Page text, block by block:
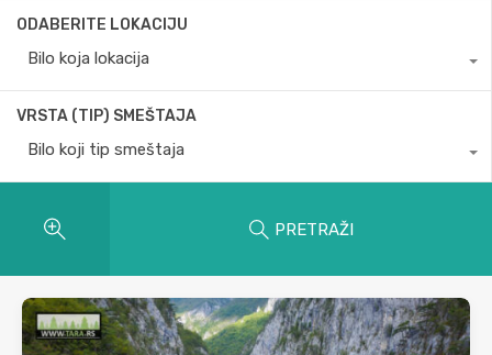
ODABERITE LOKACIJU
Bilo koja lokacija
VRSTA (TIP) SMEŠTAJA
Bilo koji tip smeštaja
PRETRAŽI